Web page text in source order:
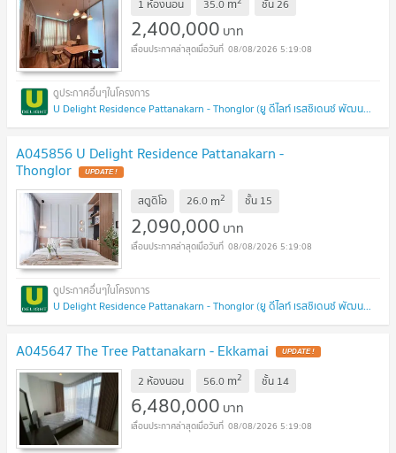
1 ห้องนอน 35.0 ชั้น26
2,400,000 บาท
08/08/2026 5:19:08
U Delight Residence Pattanakarn - Thonglor (ยู ดีไลท์ เรสซิเดนซ์ พัฒนาการ - ทองหล่อ)
A045856 U Delight Residence Pattanakarn -
Thonglor UPDATE !
สตูดิโอ 26.0 m2 ชั้น 15
2,090,000 บาท
08/08/2026 5:19:08
U Delight Residence Pattanakarn - Thonglor (ยู ดีไลท์ เรสซิเดนซ์ พัฒนาการ - ทองหล่อ)
A045647 The Tree Pattanakarn - Ekkamai UPDATE !
2 ห้องนอน 56.0 m2 ชั้น 14
6,480,000 บาท
08/08/2026 5:19:08